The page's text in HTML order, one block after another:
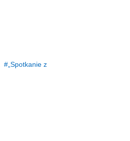
„Spotkanie z